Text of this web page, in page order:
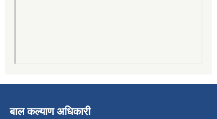
बाल कल्याण अधिकारी